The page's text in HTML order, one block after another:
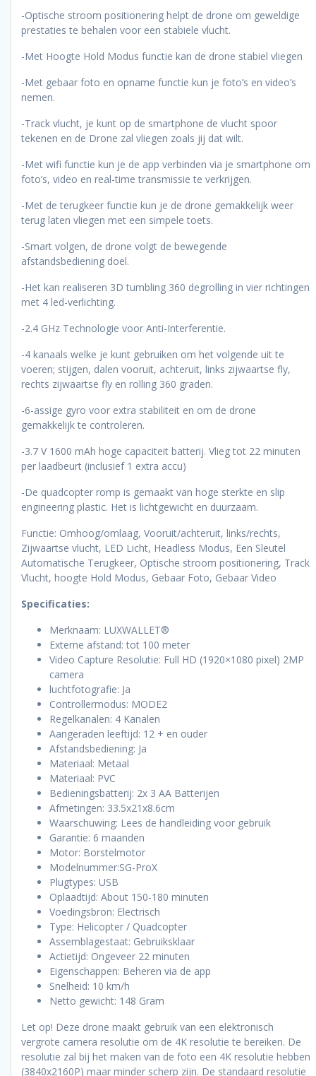
-Optische stroom positionering helpt de drone om geweldige
prestaties te behalen voor een stabiele vlucht.
-Met Hoogte Hold Modus functie kan de drone stabiel vliegen
-Met gebaar foto en opname functie kun je foto’s en video’s
nemen.
-Track vlucht, je kunt op de smartphone de vlucht spoor
tekenen en de Drone zal vliegen zoals jij dat wilt.
-Met wifi functie kun je de app verbinden via je smartphone om
foto’s, video en real-time transmissie te verkrijgen.
-Met de terugkeer functie kun je de drone gemakkelijk weer
terug laten vliegen met een simpele toets.
-Smart volgen, de drone volgt de bewegende
afstandsbediening doel.
-Het kan realiseren 3D tumbling 360 degrolling in vier richtingen
met 4 led-verlichting.
-2.4 GHz Technologie voor Anti-Interferentie.
-4 kanaals welke je kunt gebruiken om het volgende uit te
voeren; stijgen, dalen vooruit, achteruit, links zijwaartse fly,
rechts zijwaartse fly en rolling 360 graden.
-6-assige gyro voor extra stabiliteit en om de drone
gemakkelijk te controleren.
-3.7 V 1600 mAh hoge capaciteit batterij. Vlieg tot 22 minuten
per laadbeurt (inclusief 1 extra accu)
-De quadcopter romp is gemaakt van hoge sterkte en slip
engineering plastic. Het is lichtgewicht en duurzaam.
Functie: Omhoog/omlaag, Vooruit/achteruit, links/rechts,
Zijwaartse vlucht, LED Licht, Headless Modus, Een Sleutel
Automatische Terugkeer, Optische stroom positionering, Track
Vlucht, hoogte Hold Modus, Gebaar Foto, Gebaar Video
Specificaties:
Merknaam: LUXWALLET®
Externe afstand: tot 100 meter
Video Capture Resolutie: Full HD (1920×1080 pixel) 2MP
camera
luchtfotografie: Ja
Controllermodus: MODE2
Regelkanalen: 4 Kanalen
Aangeraden leeftijd: 12 + en ouder
Afstandsbediening: Ja
Materiaal: Metaal
Materiaal: PVC
Bedieningsbatterij: 2x 3 AA Batterijen
Afmetingen: 33.5x21x8.6cm
Waarschuwing: Lees de handleiding voor gebruik
Garantie: 6 maanden
Motor: Borstelmotor
Modelnummer:SG-ProX
Plugtypes: USB
Oplaadtijd: About 150-180 minuten
Voedingsbron: Electrisch
Type: Helicopter / Quadcopter
Assemblagestaat: Gebruiksklaar
Actietijd: Ongeveer 22 minuten
Eigenschappen: Beheren via de app
Snelheid: 10 km/h
Netto gewicht: 148 Gram
Let op! Deze drone maakt gebruik van een elektronisch
vergrote camera resolutie om de 4K resolutie te bereiken. De
resolutie zal bij het maken van de foto een 4K resolutie hebben
(3840x2160P) maar minder scherp zijn. De standaard resolutie